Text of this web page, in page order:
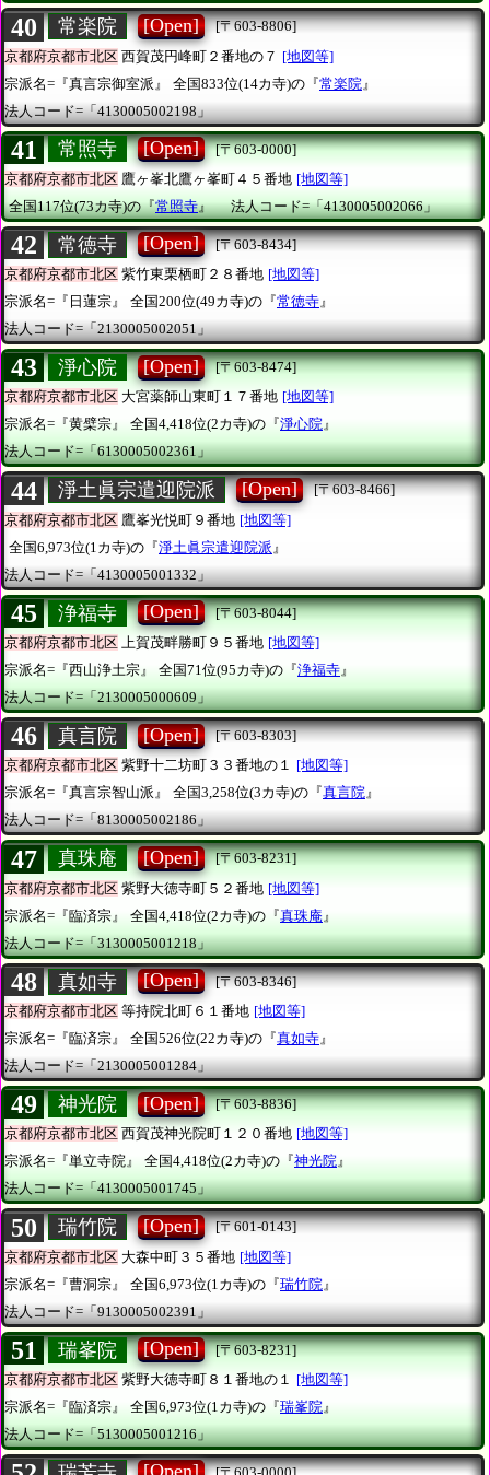
40 常楽院 [Open]
[〒603-8806]
京都府京都市北区 西賀茂円峰町２番地の７ [地図等]
宗派名=『真言宗御室派』
全国833位(14カ寺)の『常楽院 』
法人コード=「4130005002198」
41 常照寺 [Open]
[〒603-0000]
京都府京都市北区 鷹ヶ峯北鷹ヶ峯町４５番地 [地図等]
全国117位(73カ寺)の『常照寺』 法人コード=「4130005002066」
42 常徳寺 [Open]
[〒603-8434]
京都府京都市北区 紫竹東栗栖町２８番地 [地図等]
宗派名=『日蓮宗』
全国200位(49カ寺)の『常徳寺』
法人コード=「2130005002051」
43 淨心院 [Open]
[〒603-8474]
京都府京都市北区 大宮薬師山東町１７番地 [地図等]
宗派名=『黄檗宗』
全国4,418位(2カ寺)の『淨心院』
法人コード=「6130005002361」
44 淨土眞宗遣迎院派 [Open]
[〒603-8466]
京都府京都市北区 鷹峯光悦町９番地 [地図等]
全国6,973位(1カ寺)の『淨土眞宗遣迎院派 』
法人コード=「4130005001332」
45 浄福寺 [Open]
[〒603-8044]
京都府京都市北区 上賀茂畔勝町９５番地 [地図等]
宗派名=『西山浄土宗』
全国71位(95カ寺)の『浄福寺』
法人コード=「2130005000609」
46 真言院 [Open]
[〒603-8303]
京都府京都市北区 紫野十二坊町３３番地の１ [地図等]
宗派名=『真言宗智山派』
全国3,258位(3カ寺)の『真言院』
法人コード=「8130005002186」
47 真珠庵 [Open]
[〒603-8231]
京都府京都市北区 紫野大徳寺町５２番地 [地図等]
宗派名=『臨済宗』
全国4,418位(2カ寺)の『真珠庵 』
法人コード=「3130005001218」
48 真如寺 [Open]
[〒603-8346]
京都府京都市北区 等持院北町６１番地 [地図等]
宗派名=『臨済宗』
全国526位(22カ寺)の『真如寺』
法人コード=「2130005001284」
49 神光院 [Open]
[〒603-8836]
京都府京都市北区 西賀茂神光院町１２０番地 [地図等]
宗派名=『単立寺院』
全国4,418位(2カ寺)の『神光院』
法人コード=「4130005001745」
50 瑞竹院 [Open]
[〒601-0143]
京都府京都市北区 大森中町３５番地 [地図等]
宗派名=『曹洞宗』
全国6,973位(1カ寺)の『瑞竹院 』
法人コード=「9130005002391」
51 瑞峯院 [Open]
[〒603-8231]
京都府京都市北区 紫野大徳寺町８１番地の１ [地図等]
宗派名=『臨済宗』
全国6,973位(1カ寺)の『瑞峯院』
法人コード=「5130005001216」